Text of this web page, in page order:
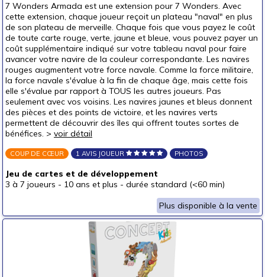
7 Wonders Armada est une extension pour 7 Wonders. Avec
cette extension, chaque joueur reçoit un plateau "naval" en plus
de son plateau de merveille. Chaque fois que vous payez le coût
de toute carte rouge, verte, jaune et bleue, vous pouvez payer un
coût supplémentaire indiqué sur votre tableau naval pour faire
avancer votre navire de la couleur correspondante. Les navires
rouges augmentent votre force navale. Comme la force militaire,
la force navale s'évalue à la fin de chaque âge, mais cette fois
elle s'évalue par rapport à TOUS les autres joueurs. Pas
seulement avec vos voisins. Les navires jaunes et bleus donnent
des pièces et des points de victoire, et les navires verts
permettent de découvrir des îles qui offrent toutes sortes de
bénéfices. > voir détail
COUP DE CŒUR 1 AVIS JOUEUR PHOTOS
Jeu de cartes et de développement
3 à 7 joueurs - 10 ans et plus - durée standard (<60 min)
Plus disponible à la vente